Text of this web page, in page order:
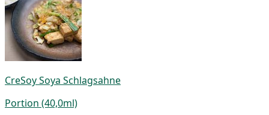
CreSoy Soya Schlagsahne
Portion (40,0ml)